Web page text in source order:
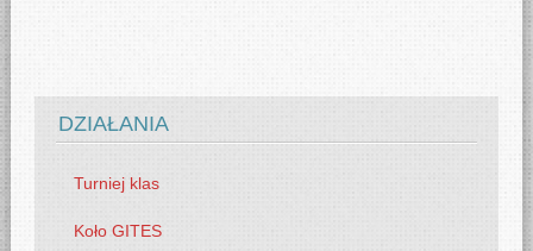
DZIAŁANIA
Turniej klas
Koło GITES